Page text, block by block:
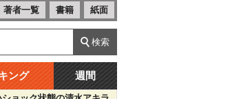
著者一覧 書籍 紙面
ング 週間